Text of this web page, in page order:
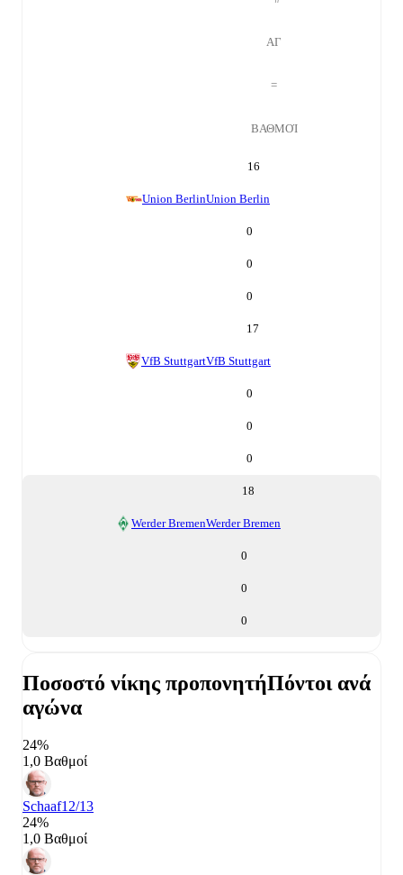
ΑΓ
=
ΒΑΘΜΟΊ
16
Union BerlinUnion Berlin
0
0
0
17
VfB StuttgartVfB Stuttgart
0
0
0
18
Werder BremenWerder Bremen
0
0
0
Ποσοστό νίκης προπονητήΠόντοι ανά
αγώνα
24%
1,0 Βαθμοί
Schaaf12/13
24%
1,0 Βαθμοί